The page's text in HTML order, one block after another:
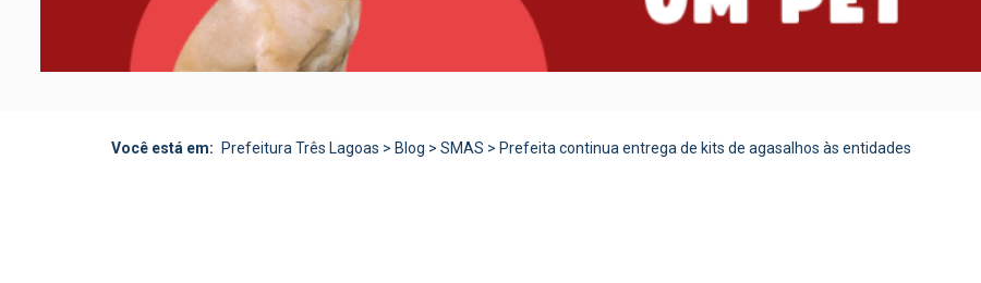
Você está em: Prefeitura Três Lagoas > Blog > SMAS > Prefeita continua entrega de kits de agasalhos às entidades